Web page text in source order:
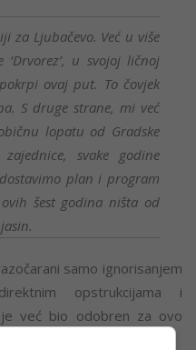
za Ljubačevo. Već u više
u svojoj ličnoj
ovaj put. To čovjek
S druge strane, mi već
lopatu od Gradske
svake godine
plan i program
šest godina ništa od
samo ignorisanjem
opstrukcijama i
već bio odobren za ovo